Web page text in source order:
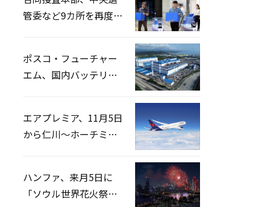
管委など9カ所を再度家
ポスコ・フューチャー
エム、国内バッテリー
エアプレミア、11月5日
から仁川〜ホーチミン
ハンファ、来月5日に
「ソウル世界花火祭り